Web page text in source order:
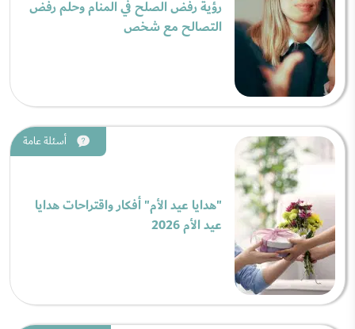
رؤية رفض الصلح في المنام وحلم رفض
التصالح مع شخص
أسئلة عامة
"هدايا عيد الأم" أفكار واقتراحات هدايا
عيد الأم 2026